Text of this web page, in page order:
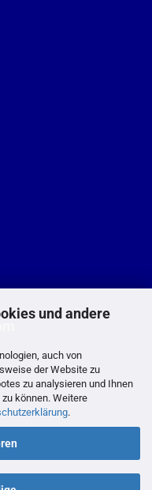
und andere
auch von
der Website zu
zu analysieren und Ihnen
können. Weitere
.